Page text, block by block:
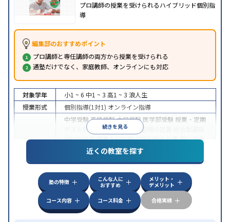
プロ講師の授業を受けられるハイブリッド個別指
導
編集部のおすすめポイント
プロ講師と専任講師の両方から授業を受けられる
通塾だけでなく、家庭教師、オンラインにも対応
続きを見る
対象学年 小1 ~ 6 中1 ~ 3 高1 ~ 3 浪人生
授業形式
個別指導(1対1) オンライン指導
中学受験高校受験大学受験 医学部受験 授業・定期
テスト対策
内申点対策 学習習慣の定着
(旧AO)対策推薦入試対策学校別特化対策国公立大
私大対策共通テスト対策
英語・英会話特化
特徴
中高一貫校生に対応授業の振替可能 不登校生に対
オンライン対応 1科目から受講可能季節講習の
みの受講可
自習室あり
近くの教室を探す
塾の特徴
こんな人に
おすすめ
メリット・
デメリット
コース内容
コース料金 合格実績